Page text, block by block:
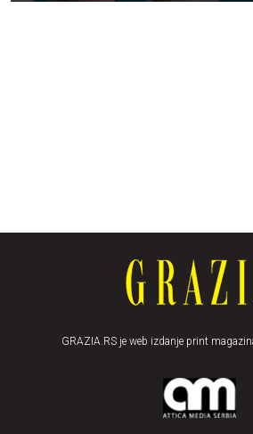
GRAZIA.RS je web izdanje print